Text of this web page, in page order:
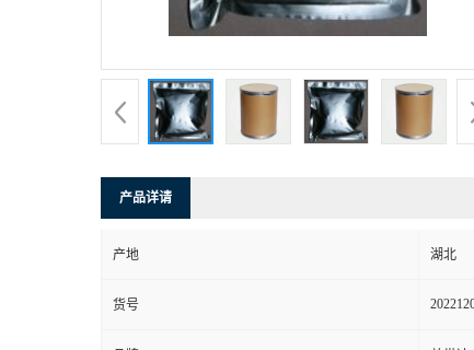
产品详请
产地 湖北
货号